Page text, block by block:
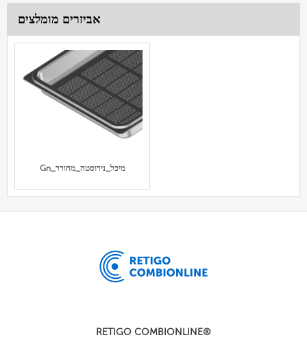
אביזרים מומלצים
Gn_מיכל_נירוסטה_מחורר
RETIGO COMBIONLINE®